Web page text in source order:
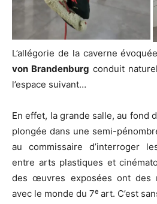
L’allégorie de la caverne
von Brandenburg conduit
l’espace suivant…
En effet, la grande salle, au fond
plongée dans une semi-
au commissaire d’interroger
entre arts plastiques et
des œuvres exposées ont des
avec le monde du 7e art. C’est